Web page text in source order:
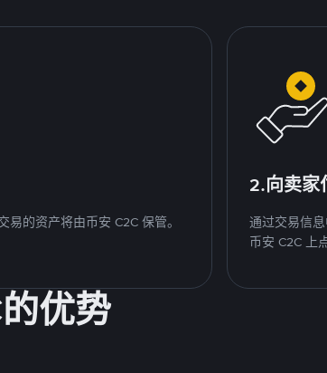
易的资产将由币安 C2C 保管。
2.向卖家
通过交易信
币安 C2C 上
优势